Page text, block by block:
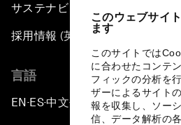
このウェブサイ
ます
このサイトでは
に合わせたコンテ
フィックの分析を
ザーによるサイト
報を収集し、ソー
信、データ解析の
サステナビリティへの取り組み
採用情報 (英語のみ)
言語
EN ▪ES▪中文▪ 日本語